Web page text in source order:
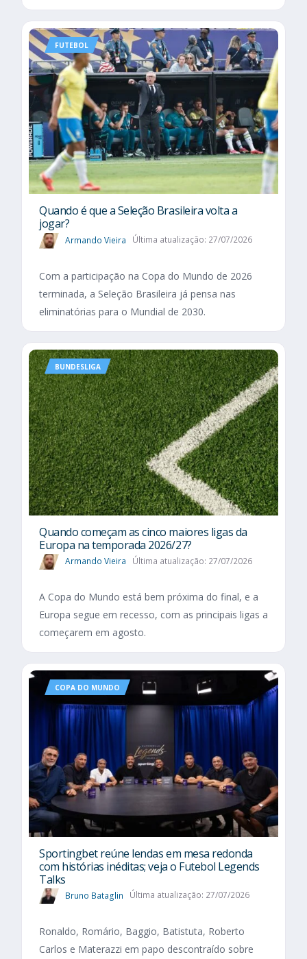
FUTEBOL
Quando é que a Seleção Brasileira volta a
jogar?
Armando Vieira Última atualização: 27/07/2026
Com a participação na Copa do Mundo de 2026
terminada, a Seleção Brasileira já pensa nas
eliminatórias para o Mundial de 2030.
BUNDESLIGA
Quando começam as cinco maiores ligas da
Europa na temporada 2026/27?
Armando Vieira Última atualização: 27/07/2026
A Copa do Mundo está bem próxima do final, e a
Europa segue em recesso, com as principais ligas a
começarem em agosto.
COPA DO MUNDO
Sportingbet reúne lendas em mesa redonda
com histórias inéditas; veja o Futebol Legends
Talks
Bruno Bataglin Última atualização: 27/07/2026
Ronaldo, Romário, Baggio, Batistuta, Roberto
Carlos e Materazzi em papo descontraído sobre